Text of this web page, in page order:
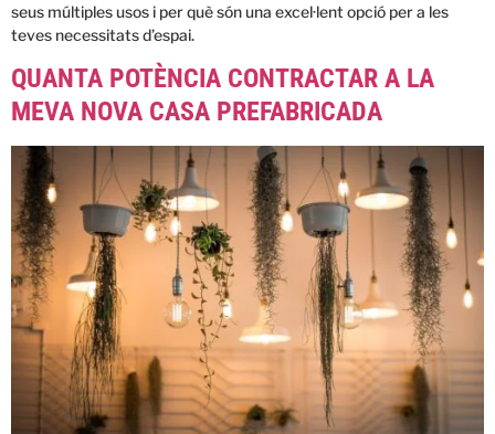
seus múltiples usos i per què són una excel·lent opció per a les
teves necessitats d’espai.
QUANTA POTÈNCIA CONTRACTAR A LA
MEVA NOVA CASA PREFABRICADA